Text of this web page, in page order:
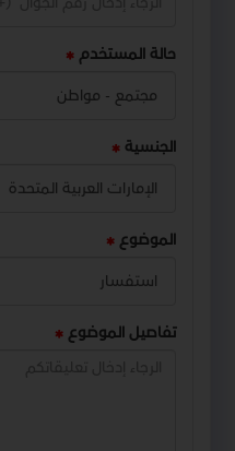
حالة المستخدم
الجنسية
الموضوع
تفاصيل الموضوع